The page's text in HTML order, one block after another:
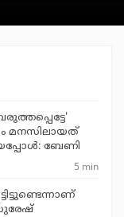
മനസിലായത്
ബേണി
5 min